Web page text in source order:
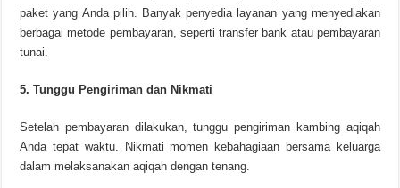
paket yang Anda pilih. Banyak penyedia layanan yang menyediakan
berbagai metode pembayaran, seperti transfer bank atau pembayaran
tunai.
5. Tunggu Pengiriman dan Nikmati
Setelah pembayaran dilakukan, tunggu pengiriman kambing aqiqah
Anda tepat waktu. Nikmati momen kebahagiaan bersama keluarga
dalam melaksanakan aqiqah dengan tenang.